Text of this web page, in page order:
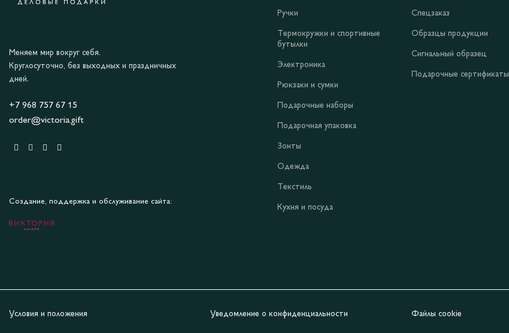
Меняем мир вокруг себя.
Круглосуточно, без выходных и праздничных
дней.
+7 968 757 67 15
order@victoria.gift
Создание, поддержка и обслуживание сайта:
Ручки
Термокружки и спортивные
бутылки
Электроника
Рюкзаки и сумки
Подарочные наборы
Подарочная упаковка
Зонты
Одежда
Текстиль
Кухня и посуда
Спецзаказ
Образцы продукции
Сигнальный образец
Подарочные сертификаты
Условия и положения Уведомление о конфиденциальности Файлы cookie